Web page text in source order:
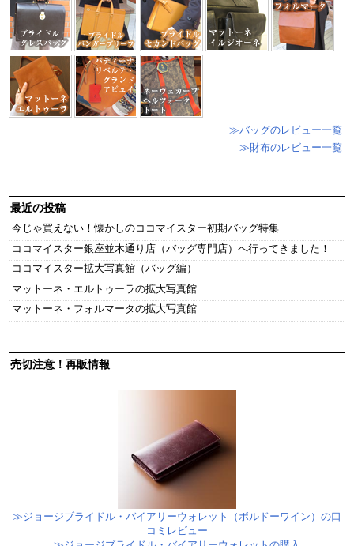
≫バッグのレビュー一覧
≫財布のレビュー一覧
最近の投稿
今じゃ買えない！懐かしのココマイスター初期バッグ特集
ココマイスター銀座並木通り店（バッグ専門店）へ行ってきました！
ココマイスター拡大写真館（バッグ編）
マットーネ・エルトゥーラの拡大写真館
マットーネ・フォルマータの拡大写真館
売切注意！再販情報
≫ジョージブライドル・バイアリーウォレット（ボルドーワイン）の口
コミレビュー